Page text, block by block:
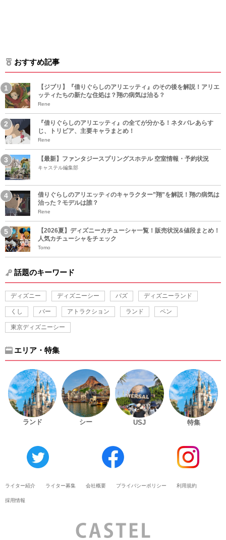
おすすめ記事
【ジブリ】『借りぐらしのアリエッティ』のその後を解説！アリエ
ッティたちの新たな住処は？翔の病気は治る？
Rene
『借りぐらしのアリエッティ』の全てが分かる！ネタバレあらす
じ、トリビア、主要キャラまとめ！
Rene
【最新】ファンタジースプリングスホテル 空室情報・予約状況
キャステル編集部
借りぐらしのアリエッティのキャラクター”翔”を解説！翔の病気は
治った？モデルは誰？
Rene
【2026夏】ディズニーカチューシャ一覧！販売状況&値段まとめ！
人気カチューシャをチェック
Tomo
話題のキーワード
ディズニー ディズニーシー バズ ディズニーランド
くし バー アトラクション ランド ペン
東京ディズニーシー
エリア・特集
ランド シー USJ 特集
ライター紹介 ライター募集 会社概要 プライバシーポリシー 利用規約
採用情報